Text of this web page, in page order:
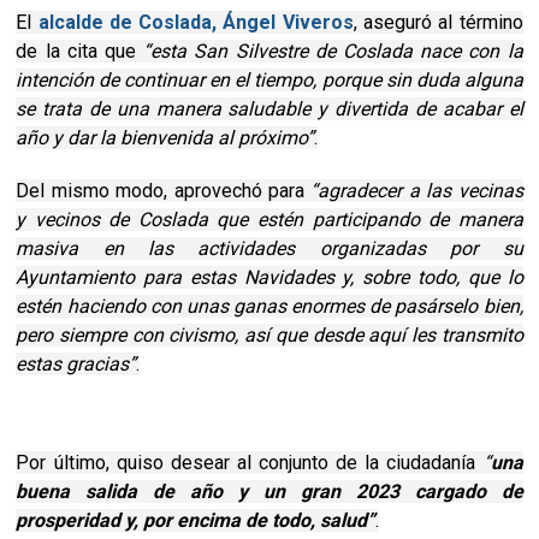
El alcalde de Coslada, Ángel Viveros, aseguró al término
de la cita que “esta San Silvestre de Coslada nace con la
intención de continuar en el tiempo, porque sin duda alguna
se trata de una manera saludable y divertida de acabar el
año y dar la bienvenida al próximo”.
Del mismo modo, aprovechó para “agradecer a las vecinas
y vecinos de Coslada que estén participando de manera
masiva en las actividades organizadas por su
Ayuntamiento para estas Navidades y, sobre todo, que lo
estén haciendo con unas ganas enormes de pasárselo bien,
pero siempre con civismo, así que desde aquí les transmito
estas gracias”.
Por último, quiso desear al conjunto de la ciudadanía “una
buena salida de año y un gran 2023 cargado de
prosperidad y, por encima de todo, salud”.